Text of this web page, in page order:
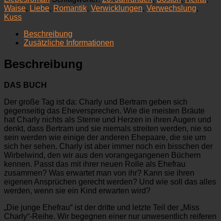
Menge
Waise, Liebe, Romantik, Verwicklungen, Verwechslung,
Kuss
Beschreibung
Zusätzliche Informationen
Beschreibung
DAS BUCH
Der große Tag ist da: Charly und Bertram geben sich
gegenseitig das Eheversprechen. Wie die meisten Bräute
hat Charly nichts als Sterne und Herzen in ihren Augen und
denkt, dass Bertram und sie niemals streiten werden, nie so
sein werden wie einige der anderen Ehepaare, die sie um
sich her sehen. Charly ist aber immer noch ein bisschen der
Wirbelwind, den wir aus den vorangegangenen Büchern
kennen. Passt das mit ihrer neuen Rolle als Ehefrau
zusammen? Was erwartet man von ihr? Kann sie ihren
eigenen Ansprüchen gerecht werden? Und wie soll das alles
werden, wenn sie ein Kind erwarten wird?
„Die junge Ehefrau“ ist der dritte und letzte Teil der „Miss
Charly“-Reihe. Wir begegnen einer nur unwesentlich reiferen